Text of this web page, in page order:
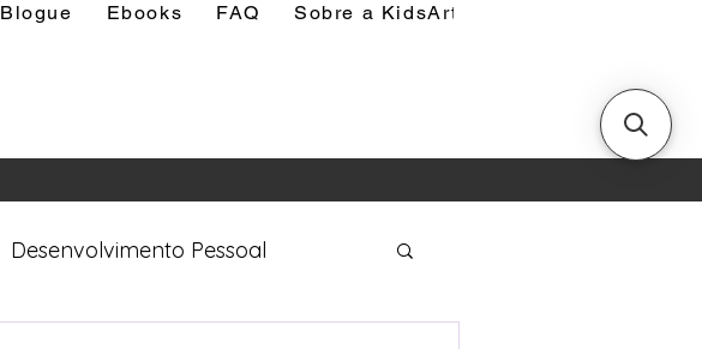
Blogue Ebooks FAQ Sobre a KidsArt
Desenvolvimento Pessoal